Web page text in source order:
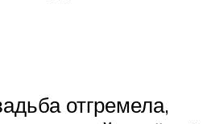
отгремела,